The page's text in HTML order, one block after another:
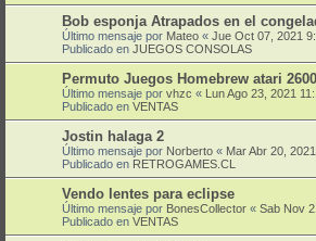
Bob esponja Atrapados en el
Último mensaje por Mateo « Jue Oct 07, 2021
Publicado en JUEGOS CONSOLAS
Permuto Juegos Homebrew atari 2600
Último mensaje por vhzc « Lun Ago 23, 2021
Publicado en VENTAS
Jostin halaga 2
Último mensaje por Norberto « Mar Abr 20,
Publicado en RETROGAMES.CL
Vendo lentes para eclipse
Último mensaje por BonesCollector « Sab Nov
Publicado en VENTAS